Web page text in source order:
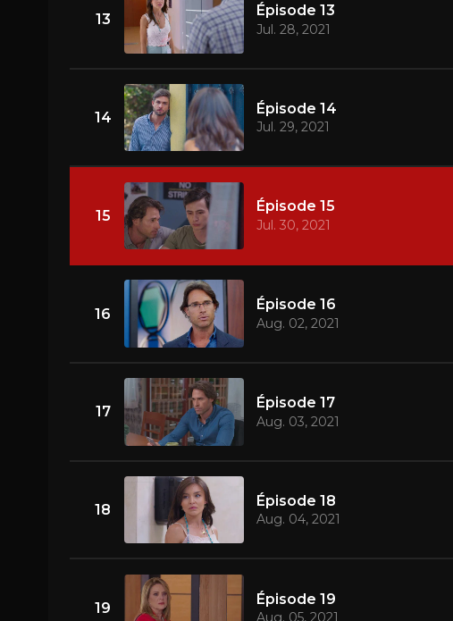
13
Épisode 13
Jul. 28, 2021
14
Épisode 14
Jul. 29, 2021
15
Épisode 15
Jul. 30, 2021
16
Épisode 16
Aug. 02, 2021
17
Épisode 17
Aug. 03, 2021
18
Épisode 18
Aug. 04, 2021
19
Épisode 19
Aug. 05, 2021